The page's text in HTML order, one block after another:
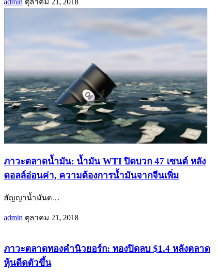
ภาวะตลาดน้ำมัน: น้ำมัน WTI ปิดบวก 47 เซนต์ หลัง
ดอลล์อ่อนค่า, ความต้องการน้ำมันจากจีนเพิ่ม
สัญญาน้ำมันด…
admin ตุลาคม 21, 2018
ภาวะตลาดทองคำนิวยอร์ก: ทองปิดลบ $1.4 หลังตลาด
หุ้นดีดตัวขึ้น